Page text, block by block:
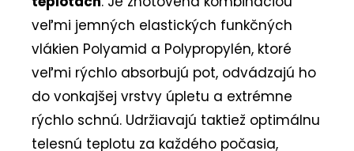
veľmi jemných elastických funkčných
vlákien Polyamid a Polypropylén, ktoré
veľmi rýchlo absorbujú pot, odvádzajú ho
do vonkajšej vrstvy úpletu a extrémne
rýchlo schnú. Udržiavajú taktiež optimálnu
telesnú teplotu za každého počasia,